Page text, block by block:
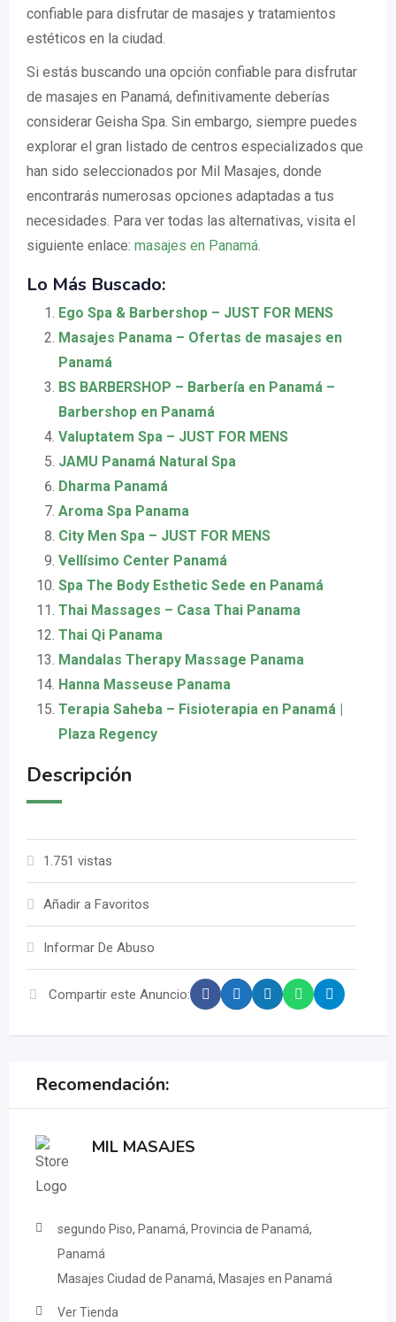
confiable para disfrutar de masajes y tratamientos
estéticos en la ciudad.
Si estás buscando una opción confiable para disfrutar
de masajes en Panamá, definitivamente deberías
considerar Geisha Spa. Sin embargo, siempre puedes
explorar el gran listado de centros especializados que
han sido seleccionados por Mil Masajes, donde
encontrarás numerosas opciones adaptadas a tus
necesidades. Para ver todas las alternativas, visita el
siguiente enlace: masajes en Panamá.
Lo Más Buscado:
Ego Spa & Barbershop – JUST FOR MENS
Masajes Panama – Ofertas de masajes en
Panamá
BS BARBERSHOP – Barbería en Panamá –
Barbershop en Panamá
Valuptatem Spa – JUST FOR MENS
JAMU Panamá Natural Spa
Dharma Panamá
Aroma Spa Panama
City Men Spa – JUST FOR MENS
Vellísimo Center Panamá
Spa The Body Esthetic Sede en Panamá
Thai Massages – Casa Thai Panama
Thai Qi Panama
Mandalas Therapy Massage Panama
Hanna Masseuse Panama
Terapia Saheba – Fisioterapia en Panamá |
Plaza Regency
Descripción
1.751 vistas
Añadir a Favoritos
Informar De Abuso
Compartir este Anuncio:
Recomendación:
MIL MASAJES
segundo Piso, Panamá, Provincia de Panamá,
Panamá
Masajes Ciudad de Panamá, Masajes en Panamá
Ver Tienda